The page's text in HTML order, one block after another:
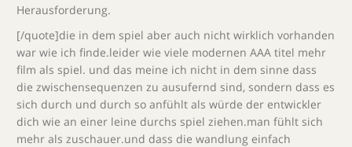
Herausforderung.
[/quote]die in dem spiel aber auch nicht wirklich vorhanden
war wie ich finde.leider wie viele modernen AAA titel mehr
film als spiel. und das meine ich nicht in dem sinne dass
die zwischensequenzen zu ausufernd sind, sondern dass es
sich durch und durch so anfühlt als würde der entwickler
dich wie an einer leine durchs spiel ziehen.man fühlt sich
mehr als zuschauer.und dass die wandlung einfach